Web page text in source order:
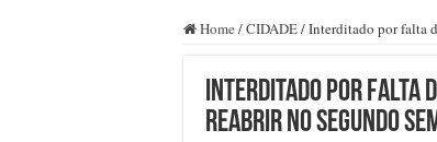
Home /CIDADE/Interditado por falta
Interditado por falta
reabrir no segundo